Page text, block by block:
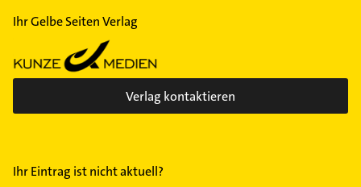
Ihr Gelbe Seiten Verlag
Verlag kontaktieren
Ihr Eintrag ist nicht aktuell?